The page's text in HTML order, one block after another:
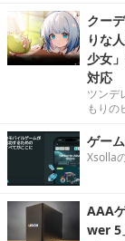
クー
りな
少女
対応
ツンデ
もりの
ゲー
Xsolla
AAA
wer 5